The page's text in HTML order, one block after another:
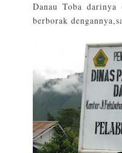
Danau Toba darinya
berborak